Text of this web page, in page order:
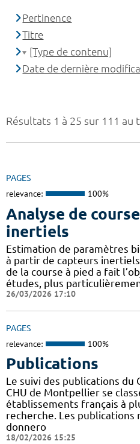
Résultats 1 à 25 sur 111 au
PAGES
relevance: 100%
Analyse de
inertiels
Estimation de paramètres
à partir de capteurs inertiels
de la course à pied a fait
études, plus
26/03/2026 17:10
PAGES
relevance: 100%
Publications
Le suivi des publications du
CHU de Montpellier se
établissements français à
recherche. Les publications
donnero
18/02/2026 15:25
Pertinence
Titre
[Type de contenu]
Date de dernière